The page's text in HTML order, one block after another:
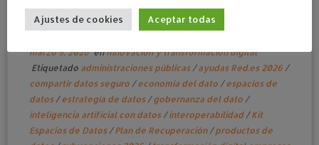
Ayudas para entrar en espacios de datos
marzo 5, 2026enInnovación y transformación digital
Etiquetado administraciones públicas /ayudas Red.es 2026 /
compartir datos seguro /economía del dato /espacios de
datos /estrategia de datos /gobernanza del dato /
inteligencia artificial con datos /interoperabilidad /Kit
Espacios de Datos /Plan de Recuperación /productos de
Ajustes de cookies Aceptar todas